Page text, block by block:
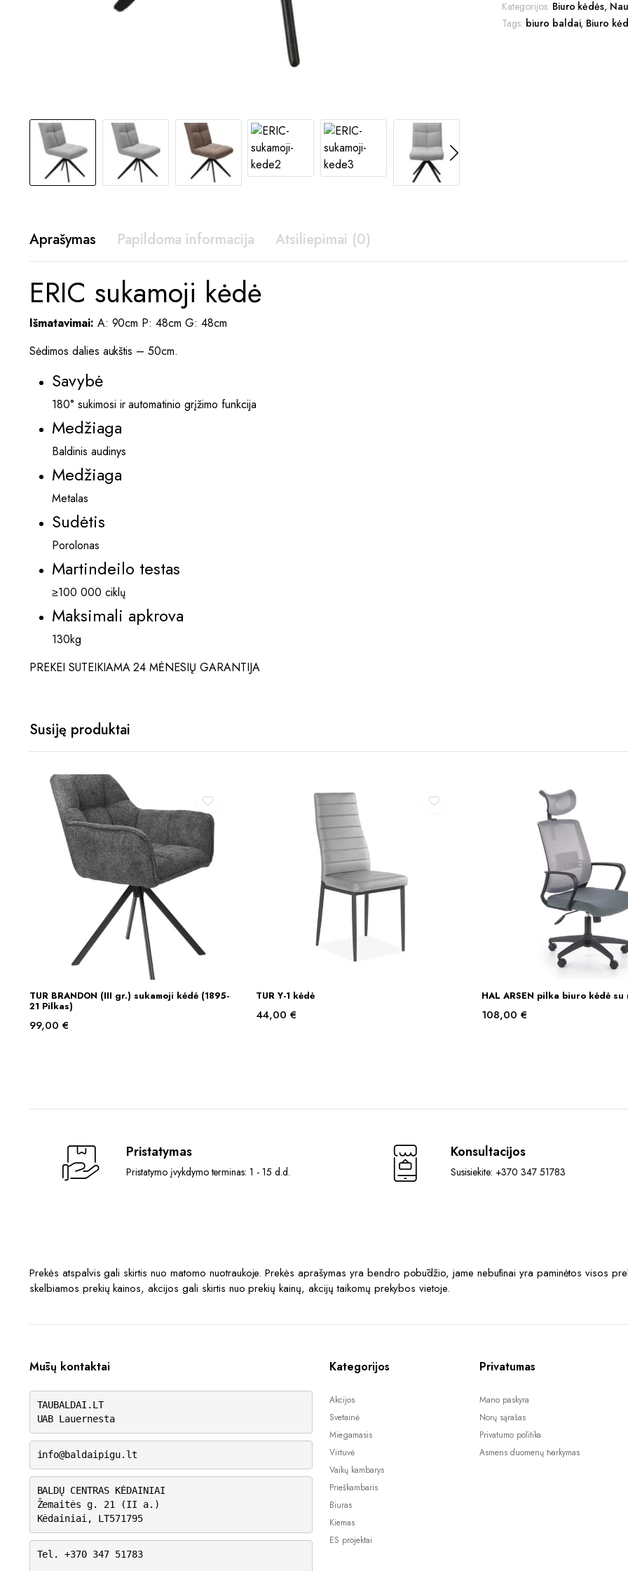
Kategorijos: Biuro kėdės,
Tags: biuro baldai, Biuro
Aprašymas Papildoma informacija Atsiliepimai (0)
ERIC sukamoji kėdė
Išmatavimai: A: 90cm P: 48cm G: 48cm
Sėdimos dalies aukštis – 50cm.
Savybė
180° sukimosi ir automatinio grįžimo funkcija
Medžiaga
Baldinis audinys
Medžiaga
Metalas
Sudėtis
Porolonas
Martindeilo testas
≥100 000 ciklų
Maksimali apkrova
130kg
PREKEI SUTEIKIAMA 24 MĖNESIŲ GARANTIJA
Susiję produktai
Į KREPŠELĮ
TUR BRANDON (III gr.) sukamoji kėdė (1895-
21 Pilkas)
99,00 €
PASIRINKTI SAVYBES
product
has
may
the
TUR Y-1 kėdė
44,00€
Į KREPŠELĮ
HAL ARSEN pilka biuro kėdė
108,00 €
Pristatymas
Pristatymo įvykdymo terminas: 1 - 15 d.d.
Konsultacijos
Susisiekite: +370 347 51783
Prekės atspalvis gali skirtis nuo matomo nuotraukoje. Prekės aprašymas yra bendro pobūdžio, jame nebūtinai yra paminėtos visos
skelbiamos prekių kainos, akcijos gali skirtis nuo prekių kainų, akcijų taikomų prekybos vietoje.
Mūsų kontaktai
TAUBALDAI.LT
UAB Lauernesta
info@baldaipigu.lt
BALDŲ CENTRAS KĖDAINIAI
Žemaitės g. 21 (II a.)
Kėdainiai, LT571795
Tel. +370 347 51783
Kategorijos
Akcijos
Svetainė
Miegamasis
Virtuvė
Vaikų kambarys
Prieškambaris
Biuras
Kiemas
ES projektai
Privatumas
Mano paskyra
Norų sąrašas
Privatumo politika
Asmens duomenų tvarkymas